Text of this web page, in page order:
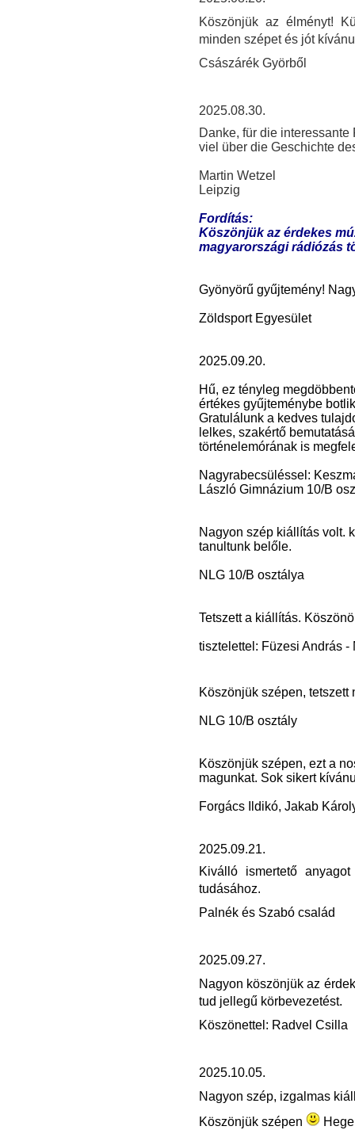
Köszönjük az élményt!
minden szépet és jót
Császárék Györből
2025.08.30.
Danke, für die
viel über die Geschichte
Martin Wetzel
Leipzig
Fordítás:
Köszönjük az érdekes
magyarországi rádiózás
Gyönyörű gyűjtemény!
Zöldsport Egyesület
2025.09.20.
Hű, ez tényleg
értékes gyűjteménybe
Gratulálunk a kedves
lelkes, szakértő
történelemórának is
Nagyrabecsüléssel:
László Gimnázium 10/B
Nagyon szép kiállítás volt.
tanultunk belőle.
NLG 10/B osztálya
Tetszett a kiállítás.
tisztelettel: Füzesi András -
Köszönjük szépen, tetszett
NLG 10/B osztály
Köszönjük szépen, ezt a
magunkat. Sok sikert
Forgács Ildikó, Jakab
2025.09.21.
Kiválló ismertető
tudásához.
Palnék és Szabó család
2025.09.27.
Nagyon köszönjük az
tud jellegű körbevezetést.
Köszönettel: Radvel Csilla
2025.10.05.
Nagyon szép, izgalmas
Köszönjük szépen